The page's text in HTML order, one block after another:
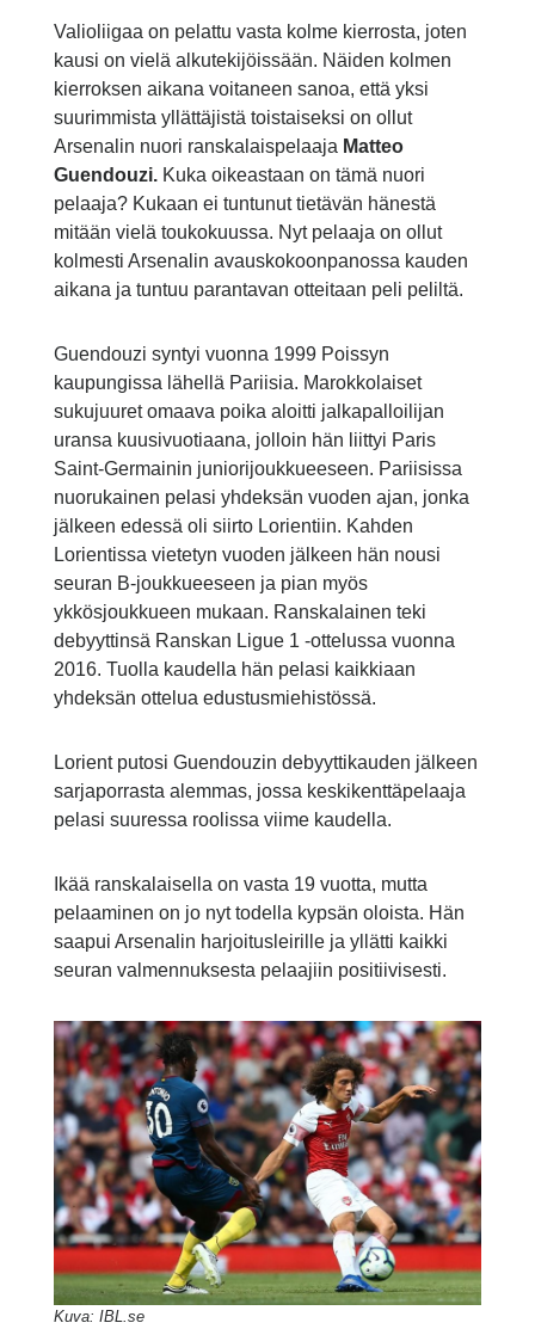
Valioliigaa on pelattu vasta kolme kierrosta, joten
kausi on vielä alkutekijöissään. Näiden kolmen
kierroksen aikana voitaneen sanoa, että yksi
suurimmista yllättäjistä toistaiseksi on ollut
Arsenalin nuori ranskalaispelaaja Matteo
Guendouzi. Kuka oikeastaan on tämä nuori
pelaaja? Kukaan ei tuntunut tietävän hänestä
mitään vielä toukokuussa. Nyt pelaaja on ollut
kolmesti Arsenalin avauskokoonpanossa kauden
aikana ja tuntuu parantavan otteitaan peli peliltä.
Guendouzi syntyi vuonna 1999 Poissyn
kaupungissa lähellä Pariisia. Marokkolaiset
sukujuuret omaava poika aloitti jalkapalloilijan
uransa kuusivuotiaana, jolloin hän liittyi Paris
Saint-Germainin juniorijoukkueeseen. Pariisissa
nuorukainen pelasi yhdeksän vuoden ajan, jonka
jälkeen edessä oli siirto Lorientiin. Kahden
Lorientissa vietetyn vuoden jälkeen hän nousi
seuran B-joukkueeseen ja pian myös
ykkösjoukkueen mukaan. Ranskalainen teki
debyyttinsä Ranskan Ligue 1 -ottelussa vuonna
2016. Tuolla kaudella hän pelasi kaikkiaan
yhdeksän ottelua edustusmiehistössä.
Lorient putosi Guendouzin debyyttikauden jälkeen
sarjaporrasta alemmas, jossa keskikenttäpelaaja
pelasi suuressa roolissa viime kaudella.
Ikää ranskalaisella on vasta 19 vuotta, mutta
pelaaminen on jo nyt todella kypsän oloista. Hän
saapui Arsenalin harjoitusleirille ja yllätti kaikki
seuran valmennuksesta pelaajiin positiivisesti.
Kuva: IBL.se